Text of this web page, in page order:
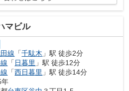
マビル
線 「千駄木 」駅 徒歩2分
「 日暮里 」駅 徒歩12分
「西日暮里 」駅 徒歩14分
年